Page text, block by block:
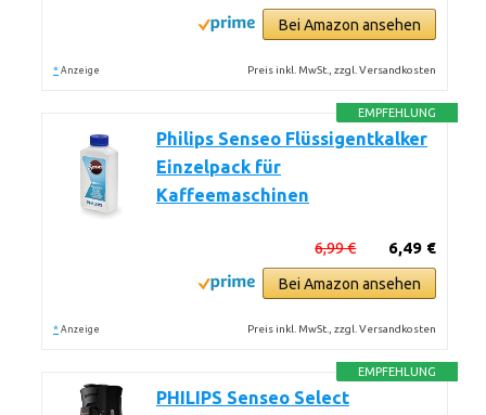
Bei Amazon ansehen
* Anzeige Preis inkl. MwSt., zzgl. Versandkosten
EMPFEHLUNG
Philips Senseo Flüssigentkalker
Einzelpack für
Kaffeemaschinen
6,49 €
6,99 €
Bei Amazon ansehen
* Anzeige Preis inkl. MwSt., zzgl. Versandkosten
EMPFEHLUNG
PHILIPS Senseo Select